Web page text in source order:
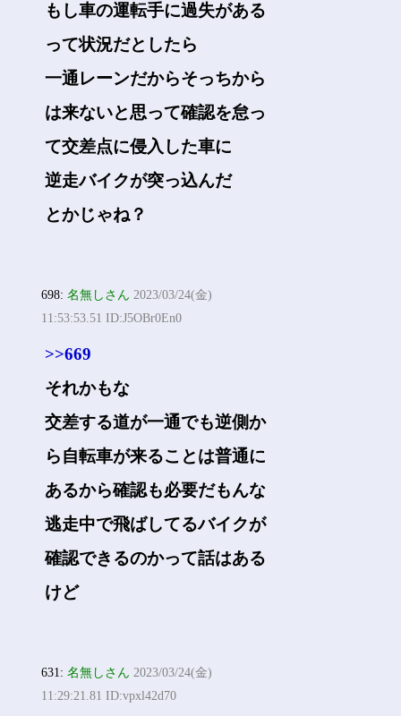
もし車の運転手に過失がある
って状況だとしたら
一通レーンだからそっちから
は来ないと思って確認を怠っ
て交差点に侵入した車に
逆走バイクが突っ込んだ
とかじゃね？
698:名無しさん 2023/03/24(金)
11:53:53.51 ID:J5OBr0En0
>>669
それかもな
交差する道が一通でも逆側か
ら自転車が来ることは普通に
あるから確認も必要だもんな
逃走中で飛ばしてるバイクが
確認できるのかって話はある
けど
631:名無しさん 2023/03/24(金)
11:29:21.81 ID:vpxl42d70